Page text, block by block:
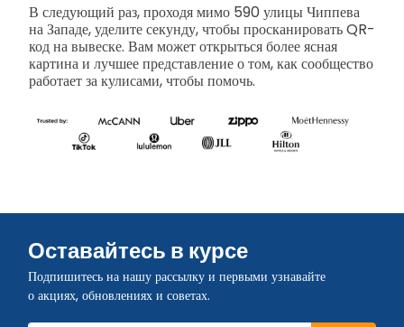
В следующий раз, проходя мимо 590 улицы Чиппева
на Западе, уделите секунду, чтобы просканировать QR-
код на вывеске. Вам может открыться более ясная
картина и лучшее представление о том, как сообщество
работает за кулисами, чтобы помочь.
Оставайтесь в курсе
Подпишитесь на нашу рассылку и первыми узнавайте
о акциях, обновлениях и советах.